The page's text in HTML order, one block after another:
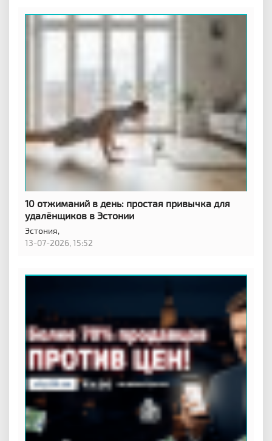
10 отжиманий в день: простая привычка для
удалёнщиков в Эстонии
Эстония,
13-07-2026, 15:52